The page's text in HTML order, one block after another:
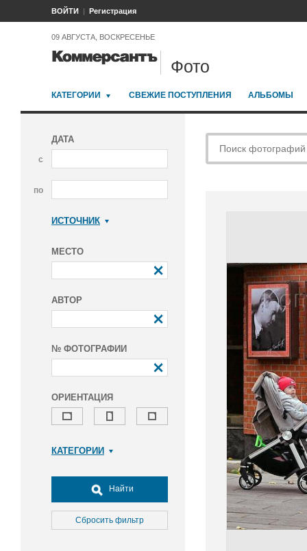
ВОЙТИ Регистрация
09 АВГУСТА, ВОСКРЕСЕНЬЕ
Фото
КАТЕГОРИИ СВЕЖИЕ ПОСТУПЛЕНИЯ АЛЬБОМЫ
ДАТА
с
по
ИСТОЧНИК
МЕСТО
АВТОР
№ ФОТОГРАФИИ
ОРИЕНТАЦИЯ
КАТЕГОРИИ
Досуг, туризм и отдых
Культура
Медицина
Найти
Сбросить фильтр